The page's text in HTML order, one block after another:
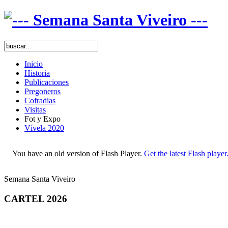
Inicio
Historia
Publicaciones
Pregoneros
Cofradias
Visitas
Fot y Expo
Vívela 2020
You have an old version of Flash Player. Get the latest Flash player.
Semana Santa Viveiro
CARTEL 2026